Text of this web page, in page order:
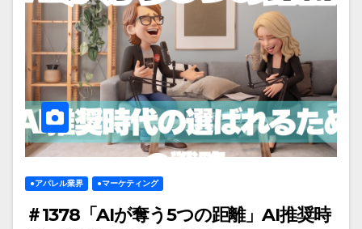
●アパレル業界 ●マーケティング
＃1378「AIが奪う5つの距離」AI推奨時